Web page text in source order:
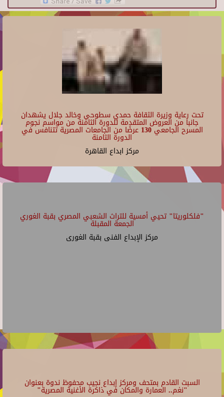
تحت رعاية وزيرة الثقافة حمدي سطوحي وخالد جلال يشهدان
جانبا من العروض المتقدمة للدورة الثامنة من مواسم نجوم
المسرح الجامعي 130 عرضًا من الجامعات المصرية تتنافس في
الدورة الثامنة
مركز ابداع القاهرة
"فلكلوريتا" تحيي أمسية للتراث الشعبي المصري بقبة الغوري
الجمعة المقبلة
مركز الإبداع الفنى بقبة الغورى
السبت القادم بمتحف ومركز إبداع نجيب محفوظ ندوة بعنوان
"نغم.. العمارة والمكان في ذاكرة الأغنية المصرية"